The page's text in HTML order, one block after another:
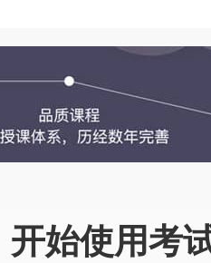
开始使用考